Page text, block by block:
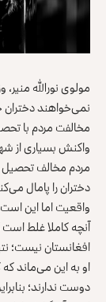
مولوی نورالله
نمی‌خواهند دختران
مخالفت مردم با
واکنش بسیاری از
مردم مخالف تحصیل
دختران را پامال
واقعیت اما این
آنچه کاملا غلط
افغانستان نیست؛
او به این می‌ماند که
دوست ندارند؛